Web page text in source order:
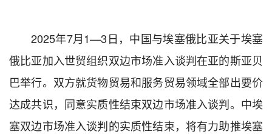
2025年7月1—3日，中国与埃塞俄比亚关于埃塞
俄比亚加入世贸组织双边市场准入谈判在亚的斯亚贝
巴举行。双方就货物贸易和服务贸易领域全部出要价
达成共识，同意实质性结束双边市场准入谈判。中埃
塞双边市场准入谈判的实质性结束，将有力助推埃塞